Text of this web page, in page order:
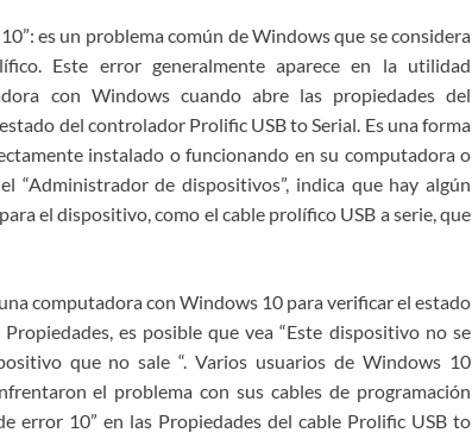
es un problema común de Windows que se considera
Este error generalmente aparece en la utilidad
con Windows cuando abre las propiedades del
del controlador Prolific USB to Serial. Es una forma
instalado o funcionando en su computadora o
“Administrador de dispositivos”, indica que hay algún
el dispositivo, como el cable prolífico USB a serie, que
computadora con Windows 10 para verificar el estado
es posible que vea “Este dispositivo no se
que no sale “. Varios usuarios de Windows 10
el problema con sus cables de programación
error 10” en las Propiedades del cable Prolific USB to